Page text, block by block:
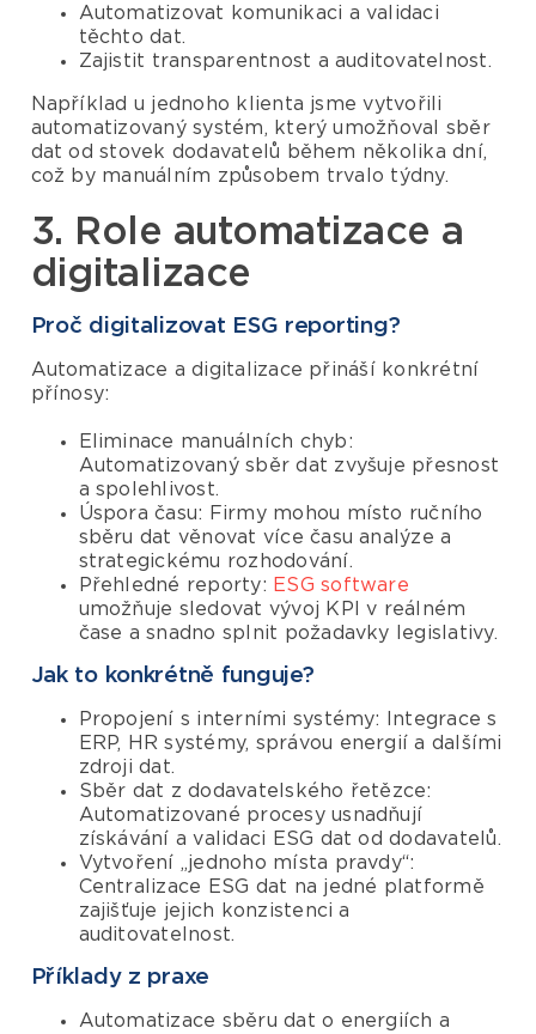
Automatizovat komunikaci a validaci
těchto dat.
Zajistit transparentnost a auditovatelnost.
Například u jednoho klienta jsme vytvořili
automatizovaný systém, který umožňoval sběr
dat od stovek dodavatelů během několika dní,
což by manuálním způsobem trvalo týdny.
3. Role automatizace a
digitalizace
Proč digitalizovat ESG reporting?
Automatizace a digitalizace přináší konkrétní
přínosy:
Eliminace manuálních chyb:
Automatizovaný sběr dat zvyšuje přesnost
a spolehlivost.
Úspora času: Firmy mohou místo ručního
sběru dat věnovat více času analýze a
strategickému rozhodování.
Přehledné reporty: ESG software
umožňuje sledovat vývoj KPI v reálném
čase a snadno splnit požadavky legislativy.
Jak to konkrétně funguje?
Propojení s interními systémy: Integrace s
ERP, HR systémy, správou energií a dalšími
zdroji dat.
Sběr dat z dodavatelského řetězce:
Automatizované procesy usnadňují
získávání a validaci ESG dat od dodavatelů.
Vytvoření „jednoho místa pravdy“:
Centralizace ESG dat na jedné platformě
zajišťuje jejich konzistenci a
auditovatelnost.
Příklady z praxe
Automatizace sběru dat o energiích a